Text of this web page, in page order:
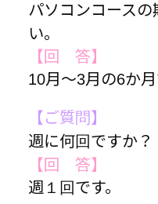
パソコンコースの
い。
【回 答】
10月～3月の6か月
【ご質問】
週に何回ですか？
【回 答】
週１回です。